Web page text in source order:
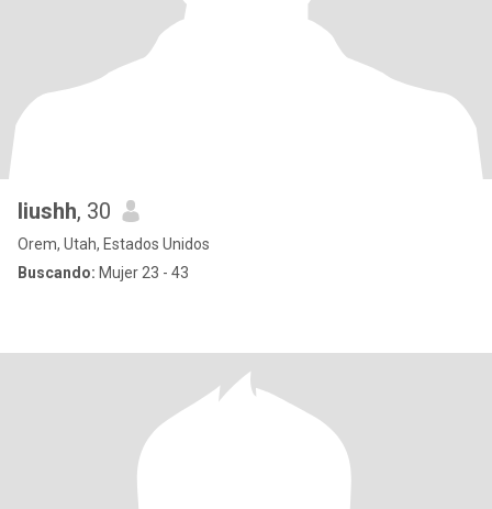
liushh, 30
Orem, Utah, Estados Unidos
Buscando: Mujer 23 - 43